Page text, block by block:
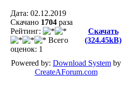
Дата: 02.12.2019
Скачано 1704 разa
Рейтинг:
Всего
оценок: 1
Скачать
(324.45kB)
Powered by: Download System by
CreateAForum.com